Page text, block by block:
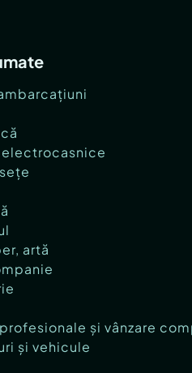
artă
și vânzare
și vehicule